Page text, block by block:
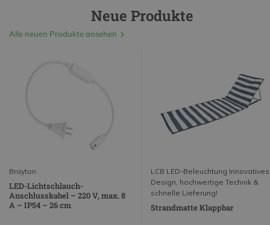
Neue Produkte
Alle neuen Produkte ansehen
Brayton
LED-Lichtschlauch-
Anschlusskabel – 220 V, max. 8
A – IP54 – 26 cm
LCB LED-Beleuchtung Innovatives
Design, hochwertige Technik &
schnelle Lieferung!
Strandmatte Klappbar